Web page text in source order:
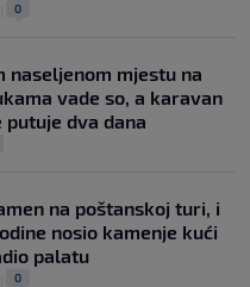
0
naseljenom mjestu na
vade so, a karavan
putuje dva dana
na poštanskoj turi, i
nosio kamenje kući
palatu
0